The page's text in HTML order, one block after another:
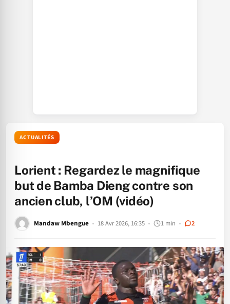
ACTUALITÉS
Lorient : Regardez le magnifique
but de Bamba Dieng contre son
ancien club, l’OM (vidéo)
Mandaw Mbengue 18 Avr 2026, 16:35 1 min 2